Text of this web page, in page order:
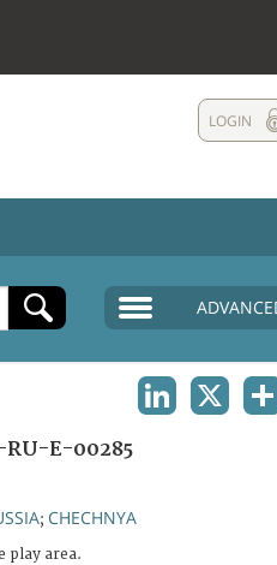
LOGIN
E-00285
; CHECHNYA
play area.